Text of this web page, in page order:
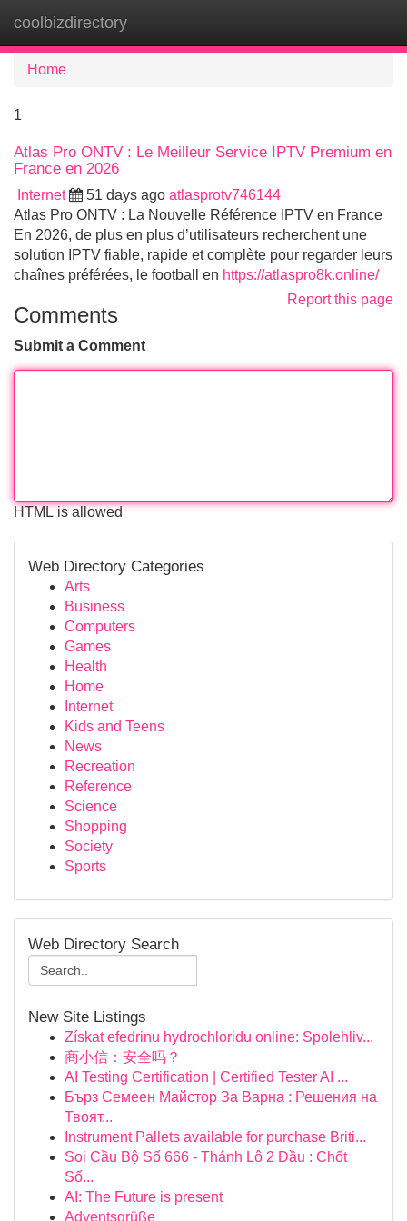
coolbizdirectory
Home
1
Atlas Pro ONTV : Le Meilleur Service IPTV Premium en
France en 2026
Internet 51 days ago atlasprotv746144
Atlas Pro ONTV : La Nouvelle Référence IPTV en France
En 2026, de plus en plus d’utilisateurs recherchent une
solution IPTV fiable, rapide et complète pour regarder leurs
chaînes préférées, le football en https://atlaspro8k.online/
Report this page
Comments
Submit a Comment
HTML is allowed
Web Directory Categories
Arts
Business
Computers
Games
Health
Home
Internet
Kids and Teens
News
Recreation
Reference
Science
Shopping
Society
Sports
Web Directory Search
New Site Listings
Získat efedrinu hydrochloridu online: Spolehliv...
商小信：安全吗？
AI Testing Certification | Certified Tester AI ...
Бърз Семеен Майстор За Варна : Решения на
Твоят...
Instrument Pallets available for purchase Briti...
Soi Cầu Bộ Số 666 - Thánh Lô 2 Đầu : Chốt
Số...
AI: The Future is present
Adventsgrüße